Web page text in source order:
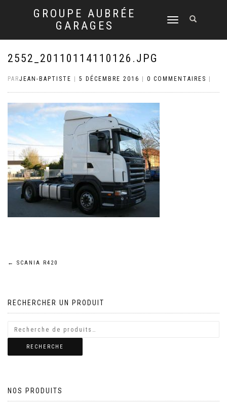
GROUPE AUBRÉE
GARAGES
DÉPLIER
NAVIGATION
2552_20110114110126.JPG
PARJEAN-BAPTISTE 5 DÉCEMBRE 2016 0 COMMENTAIRES
Navigation
l’article
← SCANIA R420
RECHERCHER UN PRODUIT
RECHERCHE
NOS PRODUITS